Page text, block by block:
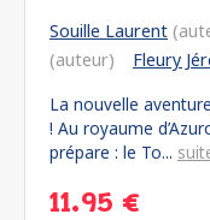
Souille Laurent
(auteur)
Fleury
La nouvelle
! Au royaume
prépare : le To...
11.95 €